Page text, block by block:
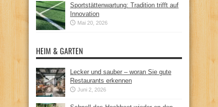
Sportstättenwartung: Tradition trifft auf
Innovation
Mai 20, 2026
HEIM & GARTEN
Lecker und sauber – woran Sie gute
Restaurants erkennen
Juni 2, 2026